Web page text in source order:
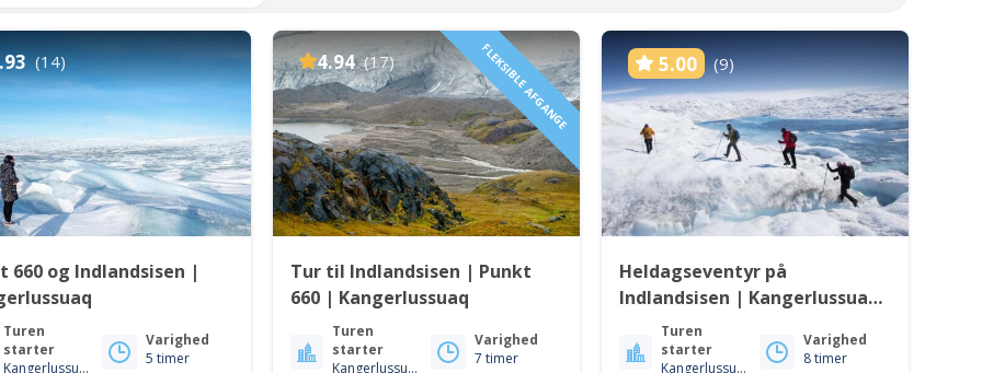
(14)
660 og Indlandsisen |
Turen
starter
Kangerlussuaq
Varighed
5 timer
4.94 (17) FLEKSIBLE AFGANGE
Tur til Indlandsisen | Punkt
660 | Kangerlussuaq
Turen
starter
Kangerlussuaq
Varighed
7 timer
5.00 (9)
Heldagseventyr på
Indlandsisen | Kangerlussuaq
| Vest Grønland
Turen
starter
Kangerlussuaq
Varighed
8 timer